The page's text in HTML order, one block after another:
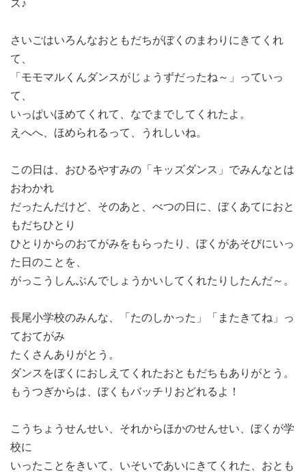
ス♪
さいごはいろんなおともだちがぼくのまわりにきてくれ
て、
「モモマルくんダンスがじょうずだったね～」っていっ
て、
いっぱいほめてくれて、なでまでしてくれたよ。
えへへ、ほめられるって、うれしいね。
この日は、おひるやすみの「キッズダンス」でみんなとは
おわかれ
だったんだけど、そのあと、べつの日に、ぼくあてにおと
もだちひとり
ひとりからのおてがみをもらったり、ぼくがあそびにいっ
た日のことを、
がっこうしんぶんでしょうかいしてくれたりしたんだ～。
長尾小学校のみんな、「たのしかった」「またきてね」っ
ておてがみ
たくさんありがとう。
ダンスをぼくにおしえてくれたおともだちもありがとう。
もうつぎからは、ぼくもバッチリおどれるよ！
こうちょうせんせい、それからほかのせんせい、ぼくが学
校に
いったことをきいて、いそいであいにきてくれた、おとも